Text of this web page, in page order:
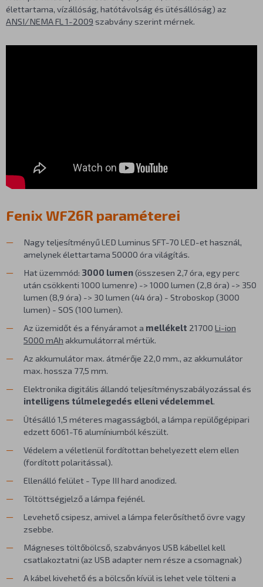
élettartama, vízállóság, hatótávolság és ütésállóság) az
ANSI/NEMA FL 1-2009 szabvány szerint mérnek.
Fenix WF26R paraméterei
Nagy teljesítményű LED Luminus SFT-70 LED-et használ,
amelynek élettartama 50000 óra világítás.
Hat üzemmód: 3000 lumen(összesen 2,7 óra, egy perc
után csökkenti 1000 lumenre) -> 1000 lumen (2,8 óra) -> 350
lumen (8,9 óra) -> 30 lumen (44 óra) - Stroboskop (3000
lumen) - SOS (100 lumen).
Az üzemidőt és a fényáramot a mellékelt 21700 Li-ion
5000 mAh akkumulátorral mértük.
Az akkumulátor max. átmérője 22,0 mm., az akkumulátor
max. hossza 77,5 mm.
Elektronika digitális állandó teljesítményszabályozással és
intelligens túlmelegedés elleni védelemmel.
Ütésálló 1,5 méteres magasságból, a lámpa repülőgépipari
edzett 6061-T6 alumíniumból készült.
Védelem a véletlenül fordítottan behelyezett elem ellen
(fordított polaritással).
Ellenálló felület - Type III hard anodized.
Töltöttségjelző a lámpa fejénél.
Levehető csipesz, amivel a lámpa felerősíthető övre vagy
zsebbe.
Mágneses töltőbölcső, szabványos USB kábellel kell
csatlakoztatni (az USB adapter nem része a csomagnak)
A kábel kivehető és a bölcsőn kívül is lehet vele tölteni a